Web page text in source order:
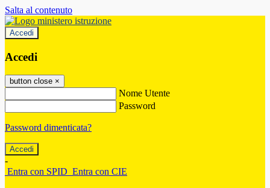
Salta al contenuto
Accedi
Accedi
button close ×
Nome Utente
Password
Password dimenticata?
-
Entra con SPID Entra con CIE